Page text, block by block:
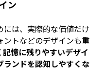
ン
には、実際的な価値だけ
ントなどのデザインも重
憶に残りやすいデザイ
ランドを認知しやすくな